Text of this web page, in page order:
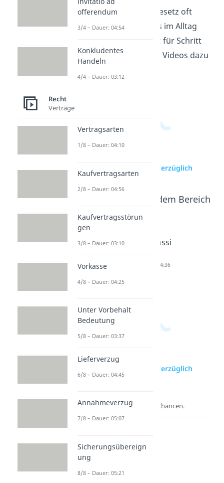
du, warum Begriffe im Gesetz oft
genauer gemeint sind als im Alltag
und wie man Fälle Schritt für Schritt
richtig bewertet. Weitere Videos dazu
zur Videoseite: Unverzüglich
Beliebte Inhalte aus dem Bereich
Abstrakt
Normen
kontrolle
Normen
e
Fahrlässi
Dauer: 04:36
zur Videoseite: Unverzüglich
Entdecke hier deine Chancen.
offerendum
3/4 – Dauer: 04:54
Konkludentes
Handeln
4/4 – Dauer: 03:12
Recht
Verträge
Vertragsarten
1/8 – Dauer: 04:10
Kaufvertragsarten
2/8 – Dauer: 04:56
Kaufvertragsstörun
gen
3/8 – Dauer: 03:10
Vorkasse
4/8 – Dauer: 04:25
Unter Vorbehalt
Bedeutung
5/8 – Dauer: 03:37
Lieferverzug
6/8 – Dauer: 04:45
Annahmeverzug
7/8 – Dauer: 05:07
Sicherungsübereign
ung
8/8 – Dauer: 05:21